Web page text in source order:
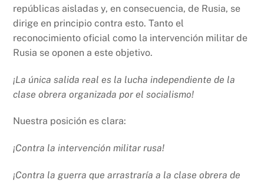
repúblicas aisladas y, en consecuencia, de Rusia, se
dirige en principio contra esto. Tanto el
reconocimiento oficial como la intervención militar de
Rusia se oponen a este objetivo.
¡La única salida real es la lucha independiente de la
clase obrera organizada por el socialismo!
Nuestra posición es clara:
¡Contra la intervención militar rusa!
¡Contra la guerra que arrastraría a la clase obrera de